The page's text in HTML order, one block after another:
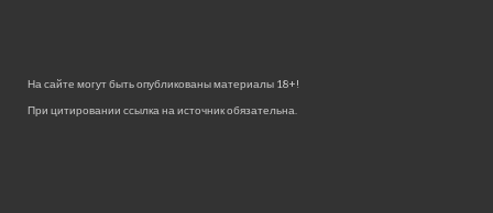
На сайте могут быть опубликованы материалы 18+!
При цитировании ссылка на источник обязательна.